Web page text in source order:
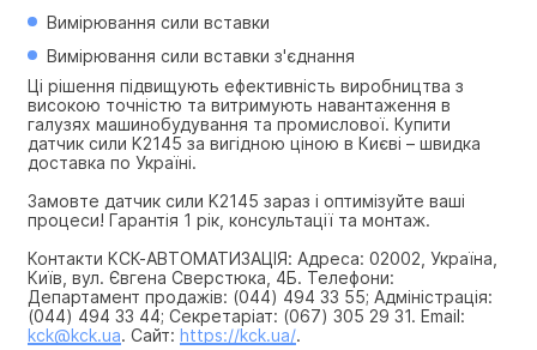
Вимірювання сили вставки
Вимірювання сили вставки з'єднання
Ці рішення підвищують ефективність виробництва з
високою точністю та витримують навантаження в
галузях машинобудування та промислової. Купити
датчик сили K2145 за вигідною ціною в Києві – швидка
доставка по Україні.
Замовте датчик сили K2145 зараз і оптимізуйте ваші
процеси! Гарантія 1 рік, консультації та монтаж.
Контакти КСК-АВТОМАТИЗАЦІЯ: Адреса: 02002, Україна,
Київ, вул. Євгена Сверстюка, 4Б. Телефони:
Департамент продажів: (044) 494 33 55; Адміністрація:
(044) 494 33 44; Секретаріат: (067) 305 29 31. Email:
kck@kck.ua. Сайт: https://kck.ua/.